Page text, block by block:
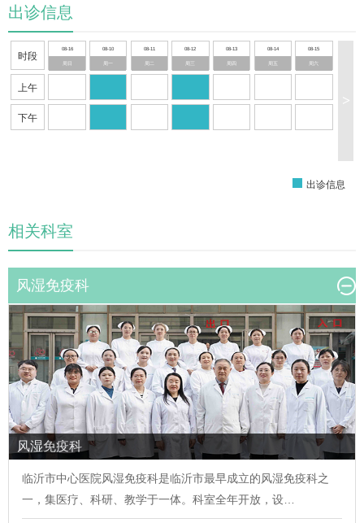
出诊信息
时段
上午
下午
08-16
周日
08-10
周一
08-11 08-12
周三
08-13
周四
08-14
周五
08-15
周六
>
出诊信息
相关科室
风湿免疫科
风湿免疫科
临沂市中心医院风湿免疫科是临沂市最早成立的风湿免疫科之
一，集医疗、科研、教学于一体。科室全年开放，设…